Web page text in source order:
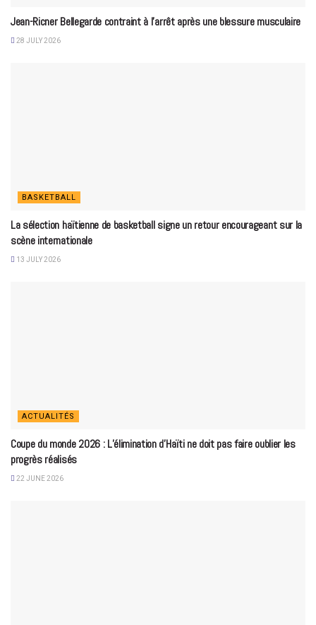
Jean-Ricner Bellegarde contraint à l’arrêt après une blessure musculaire
28 JULY 2026
BASKETBALL
La sélection haïtienne de basketball signe un retour encourageant sur la
scène internationale
13 JULY 2026
ACTUALITÉS
Coupe du monde 2026 : L’élimination d’Haïti ne doit pas faire oublier les
progrès réalisés
22 JUNE 2026